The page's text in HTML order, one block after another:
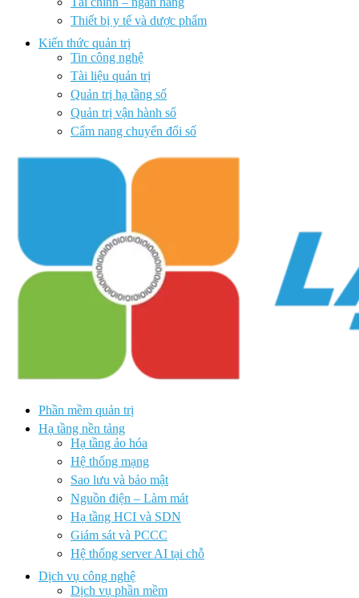
Thiết bị y tế và dược phẩm
Kiến thức quản trị
Tin công nghệ
Tài liệu quản trị
Quản trị hạ tầng số
Quản trị vận hành số
Cẩm nang chuyển đổi số
Phần mềm quản trị
Hạ tầng nền tảng
Hạ tầng ảo hóa
Hệ thống mạng
Sao lưu và bảo mật
Nguồn điện – Làm mát
Hạ tầng HCI và SDN
Giám sát và PCCC
Hệ thống server AI tại chỗ
Dịch vụ công nghệ
Dịch vụ phần mềm